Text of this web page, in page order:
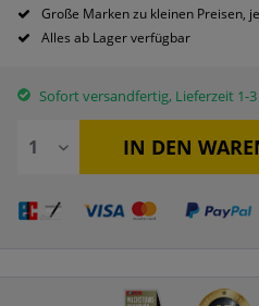
Große Marken zu kleinen Preisen,
Alles ab Lager verfügbar
Sofort versandfertig, Lieferzeit 1-
IN DEN